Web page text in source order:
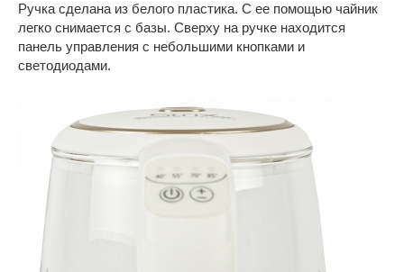
Ручка сделана из белого пластика. С ее помощью чайник
легко снимается с базы. Сверху на ручке находится
панель управления с небольшими кнопками и
светодиодами.